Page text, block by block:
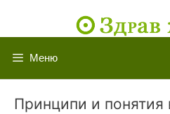
Меню
Принципи и понятия